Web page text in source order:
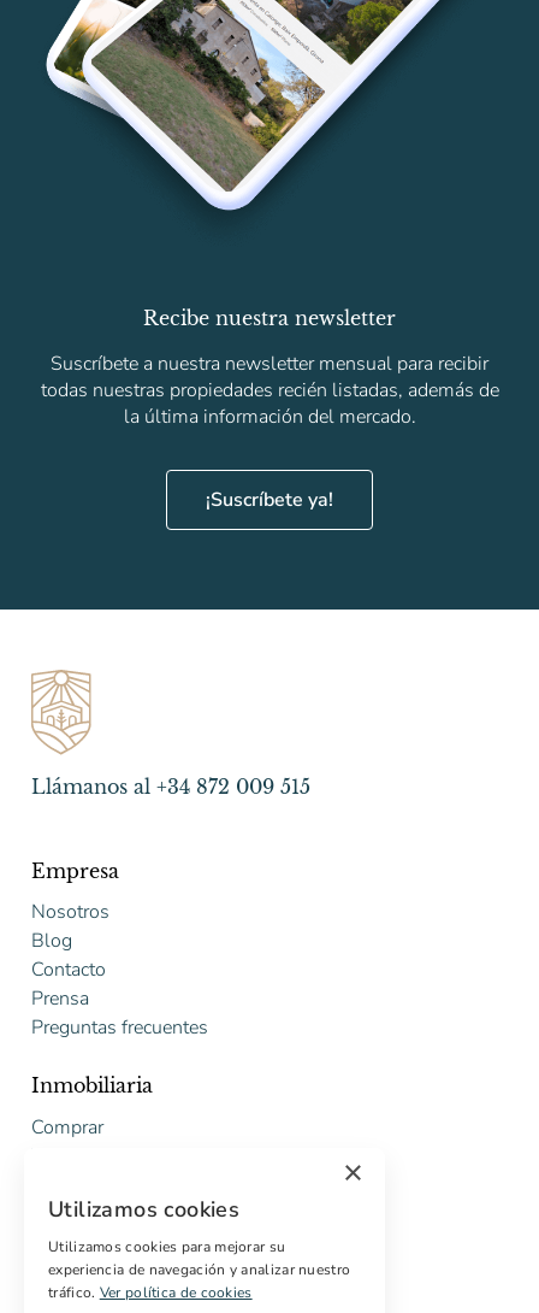
Recibe nuestra newsletter
Suscríbete a nuestra newsletter mensual para recibir
todas nuestras propiedades recién listadas, además de
la última información del mercado.
¡Suscríbete ya!
Llámanos al +34 872 009 515
Empresa
Nosotros
Blog
Contacto
Prensa
Preguntas frecuentes
Inmobiliaria
Comprar
Presupuesto gratuito de rehabilitación
Servicios
Marketing digital
×
Utilizamos cookies
Utilizamos cookies para mejorar su
experiencia de navegación y analizar nuestro
tráfico. Ver política de cookies